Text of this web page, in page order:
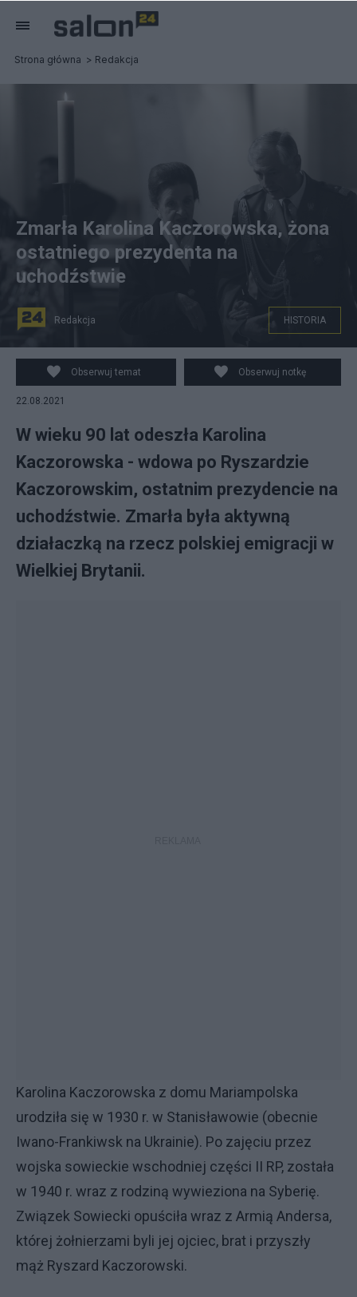
Strona główna Redakcja
Karolina Kaczorowska zmarła w wieku 90 lat. Fot.
PAP/Leszek Szymański
Zmarła Karolina Kaczorowska, żona
ostatniego prezydenta na
uchodźstwie
Redakcja HISTORIA
Obserwuj temat Obserwuj notkę
22.08.2021
W wieku 90 lat odeszła Karolina
Kaczorowska - wdowa po Ryszardzie
Kaczorowskim, ostatnim prezydencie na
uchodźstwie. Zmarła była aktywną
działaczką na rzecz polskiej emigracji w
Wielkiej Brytanii.
Karolina Kaczorowska z domu Mariampolska
urodziła się w 1930 r. w Stanisławowie (obecnie
Iwano-Frankiwsk na Ukrainie). Po zajęciu przez
wojska sowieckie wschodniej części II RP, została
w 1940 r. wraz z rodziną wywieziona na Syberię.
Związek Sowiecki opuściła wraz z Armią Andersa,
której żołnierzami byli jej ojciec, brat i przyszły
mąż Ryszard Kaczorowski.